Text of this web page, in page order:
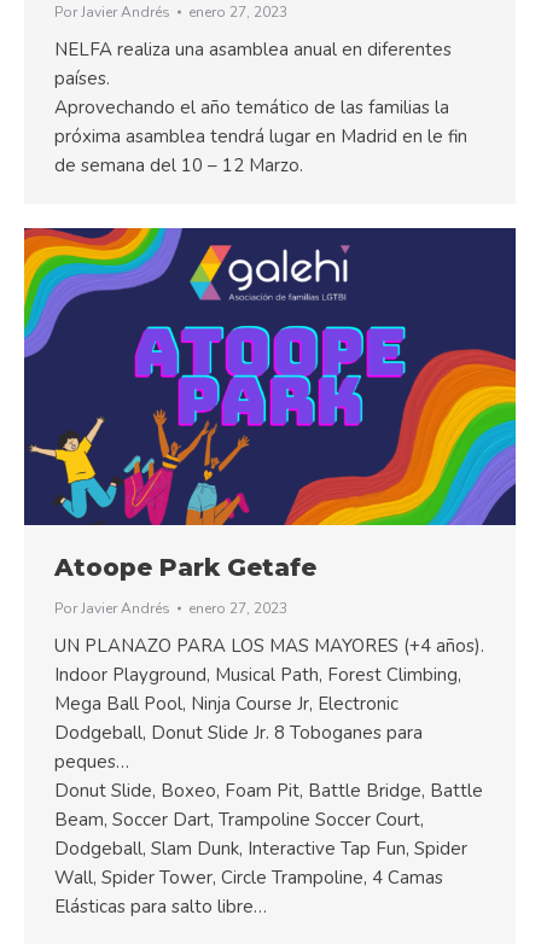
PorJavier Andrés enero 27, 2023
NELFA realiza una asamblea anual en diferentes
países.
Aprovechando el año temático de las familias la
próxima asamblea tendrá lugar en Madrid en le fin
de semana del 10 – 12 Marzo.
Atoope Park Getafe
PorJavier Andrés enero 27, 2023
UN PLANAZO PARA LOS MAS MAYORES (+4 años).
Indoor Playground, Musical Path, Forest Climbing,
Mega Ball Pool, Ninja Course Jr, Electronic
Dodgeball, Donut Slide Jr. 8 Toboganes para
peques…
Donut Slide, Boxeo, Foam Pit, Battle Bridge, Battle
Beam, Soccer Dart, Trampoline Soccer Court,
Dodgeball, Slam Dunk, Interactive Tap Fun, Spider
Wall, Spider Tower, Circle Trampoline, 4 Camas
Elásticas para salto libre…